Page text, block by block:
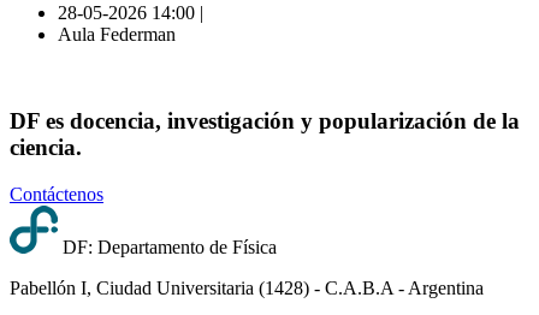
28-05-2026 14:00 |
Aula Federman
DF es docencia, investigación y popularización de la
ciencia.
Contáctenos
DF: Departamento de Física
Pabellón I, Ciudad Universitaria (1428) - C.A.B.A - Argentina